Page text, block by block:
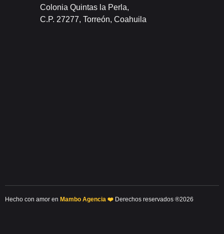
Colonia Quintas la Perla,
C.P. 27277, Torreón, Coahuila
Hecho con amor en Mambo Agencia ❤️ Derechos reservados ®2026